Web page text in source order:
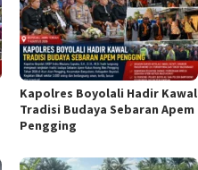
Kapolres Boyolali Hadir Kawal
Tradisi Budaya Sebaran Apem
Pengging